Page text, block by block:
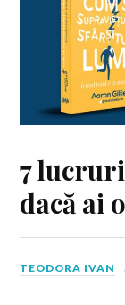
7 lucruri
dacă ai
TEODORA IVAN